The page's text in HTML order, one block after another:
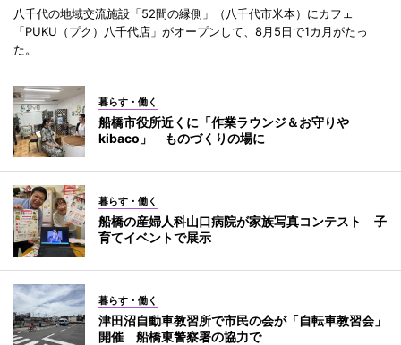
八千代の地域交流施設「52間の縁側」（八千代市米本）にカフェ
「PUKU（プク）八千代店」がオープンして、8月5日で1カ月がたっ
た。
暮らす・働く
船橋市役所近くに「作業ラウンジ＆お守りや
kibaco」 ものづくりの場に
暮らす・働く
船橋の産婦人科山口病院が家族写真コンテスト 子
育てイベントで展示
暮らす・働く
津田沼自動車教習所で市民の会が「自転車教習会」
開催 船橋東警察署の協力で